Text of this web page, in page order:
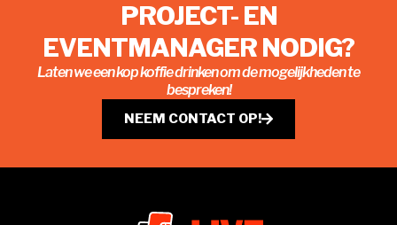
PROJECT- EN
EVENTMANAGER NODIG?
Laten we een kop koffie drinken om de mogelijkheden te
bespreken!
NEEM CONTACT OP!